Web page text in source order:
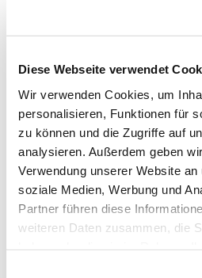
Diese Webseite verwendet
Wir verwenden Cookies, um
personalisieren, Funktionen für
zu können und die Zugriffe auf
analysieren. Außerdem geben
Verwendung unserer Website
soziale Medien, Werbung und
Partner führen diese
weiteren Daten zusammen, die
Dies könnte